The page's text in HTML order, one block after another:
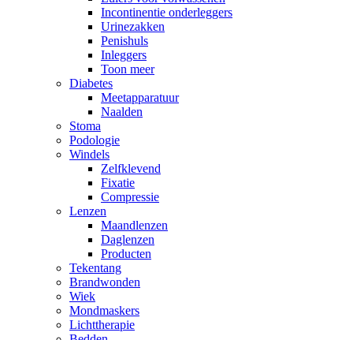
Incontinentie onderleggers
Urinezakken
Penishuls
Inleggers
Toon meer
Diabetes
Meetapparatuur
Naalden
Stoma
Podologie
Windels
Zelfklevend
Fixatie
Compressie
Lenzen
Maandlenzen
Daglenzen
Producten
Tekentang
Brandwonden
Wiek
Mondmaskers
Lichttherapie